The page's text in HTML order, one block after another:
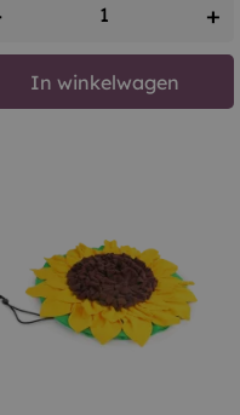
+
In winkelwagen